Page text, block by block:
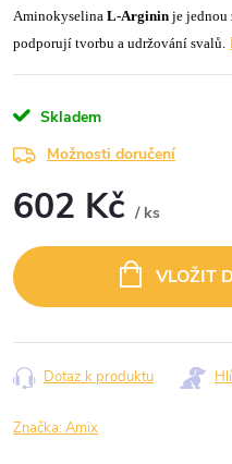
Aminokyselina L-Arginin je jednou
podporují tvorbu a udržování svalů.
Skladem
Možnosti doručení
602 Kč / ks
cena:
VLOŽIT
Dotaz k produktu
Značka:Amix